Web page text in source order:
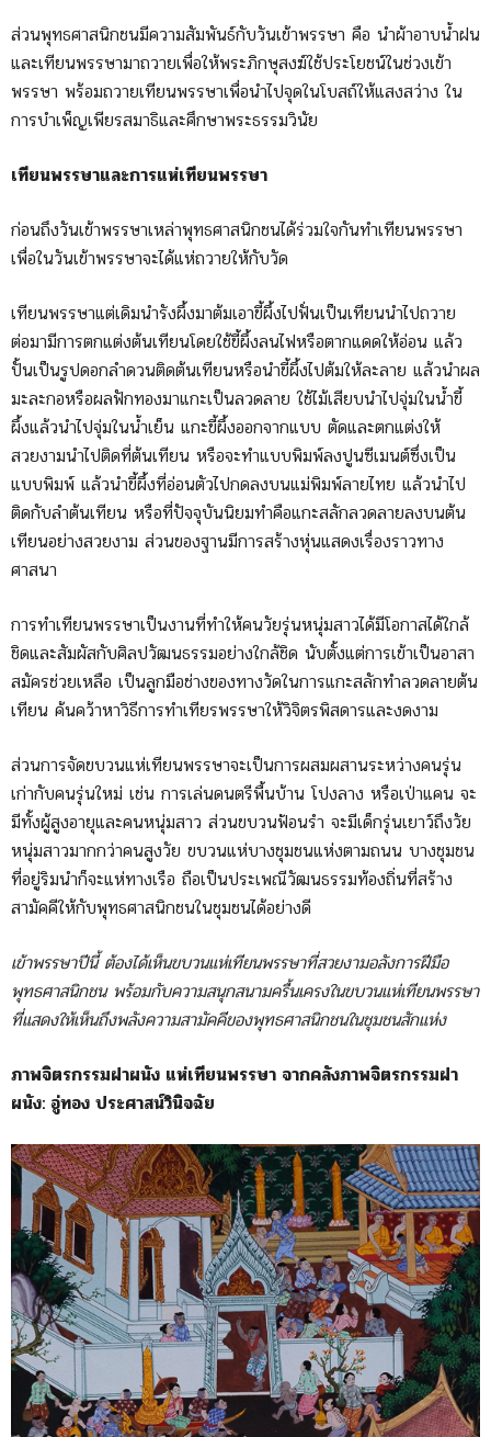
ส่วนพุทธศาสนิกชนมีความสัมพันธ์กับวันเข้าพรรษา คือ นำผ้าอาบน้ำฝน
และเทียนพรรษามาถวายเพื่อให้พระภิกษุสงฆ์ใช้ประโยชน์ในช่วงเข้า
พรรษา พร้อมถวายเทียนพรรษาเพื่อนำไปจุดในโบสถ์ให้แสงสว่าง ใน
การบำเพ็ญเพียรสมาธิและศึกษาพระธรรมวินัย
เทียนพรรษาและการแห่เทียนพรรษา
ก่อนถึงวันเข้าพรรษาเหล่าพุทธศาสนิกชนได้ร่วมใจกันทำเทียนพรรษา
เพื่อในวันเข้าพรรษาจะได้แห่ถวายให้กับวัด
เทียนพรรษาแต่เดิมนำรังผึ้งมาต้มเอาขี้ผึ้งไปฟั่นเป็นเทียนนำไปถวาย
ต่อมามีการตกแต่งต้นเทียนโดยใช้ขี้ผึ้งลนไฟหรือตากแดดให้อ่อน แล้ว
ปั้นเป็นรูปดอกลำดวนติดต้นเทียนหรือนำขี้ผึ้งไปต้มให้ละลาย แล้วนำผล
มะละกอหรือผลฟักทองมาแกะเป็นลวดลาย ใช้ไม้เสียบนำไปจุ่มในน้ำขี้
ผึ้งแล้วนำไปจุ่มในน้ำเย็น แกะขี้ผึ้งออกจากแบบ ตัดและตกแต่งให้
สวยงามนำไปติดที่ต้นเทียน หรือจะทำแบบพิมพ์ลงปูนซีเมนต์ซึ่งเป็น
แบบพิมพ์ แล้วนำขี้ผึ้งที่อ่อนตัวไปกดลงบนแม่พิมพ์ลายไทย แล้วนำไป
ติดกับลำต้นเทียน หรือที่ปัจจุบันนิยมทำคือแกะสลักลวดลายลงบนต้น
เทียนอย่างสวยงาม ส่วนของฐานมีการสร้างหุ่นแสดงเรื่องราวทาง
ศาสนา
การทำเทียนพรรษาเป็นงานที่ทำให้คนวัยรุ่นหนุ่มสาวได้มีโอกาสได้ใกล้
ชิดและสัมผัสกับศิลปวัฒนธรรมอย่างใกล้ชิด นับตั้งแต่การเข้าเป็นอาสา
สมัครช่วยเหลือ เป็นลูกมือช่างของทางวัดในการแกะสลักทำลวดลายต้น
เทียน ค้นคว้าหาวิธีการทำเทียรพรรษาให้วิจิตรพิสดารและงดงาม
ส่วนการจัดขบวนแห่เทียนพรรษาจะเป็นการผสมผสานระหว่างคนรุ่น
เก่ากับคนรุ่นใหม่ เช่น การเล่นดนตรีพื้นบ้าน โปงลาง หรือเป่าแคน จะ
มีทั้งผู้สูงอายุและคนหนุ่มสาว ส่วนขบวนฟ้อนรำ จะมีเด็กรุ่นเยาว์ถึงวัย
หนุ่มสาวมากกว่าคนสูงวัย ขบวนแห่บางชุมชนแห่งตามถนน บางชุมชน
ที่อยู่ริมนำก็จะแห่ทางเรือ ถือเป็นประเพณีวัฒนธรรมท้องถิ่นที่สร้าง
สามัคคีให้กับพุทธศาสนิกชนในชุมชนได้อย่างดี
เข้าพรรษาปีนี้ ต้องได้เห็นขบวนแห่เทียนพรรษาที่สวยงามอลังการฝีมือ
พุทธศาสนิกชน พร้อมกับความสนุกสนามครื้นเครงในขบวนแห่เทียนพรรษา
ที่แสดงให้เห็นถึงพลังความสามัคคีของพุทธศาสนิกชนในชุมชนสักแห่ง
ภาพจิตรกรรมฝาผนัง แห่เทียนพรรษา จากคลังภาพจิตรกรรมฝา
ผนัง: อู่ทอง ประศาสน์วินิจฉัย